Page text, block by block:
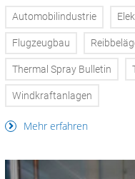
Automobilindustrie
Flugzeugbau
Thermal Spray Bulletin
Windkraftanlagen
Mehr erfahren